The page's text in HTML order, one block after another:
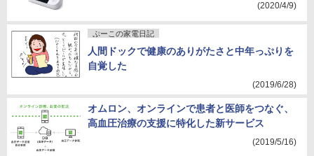
(2020/4/9)
ぷーこの家電日記
人間ドックで健康のありがたさと中年っぷりを
自覚した
(2019/6/28)
オムロン、オンラインで患者と医師をつなぐ、
高血圧治療の支援に特化した新サービス
(2019/5/16)